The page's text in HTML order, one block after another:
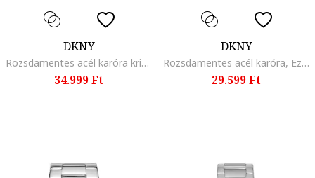
DKNY
Rozsdamentes acél karóra kristályokkal díszítve, Ezüstszín
34.999 Ft
DKNY
Rozsdamentes acél karóra, Ezüstszín
29.599 Ft